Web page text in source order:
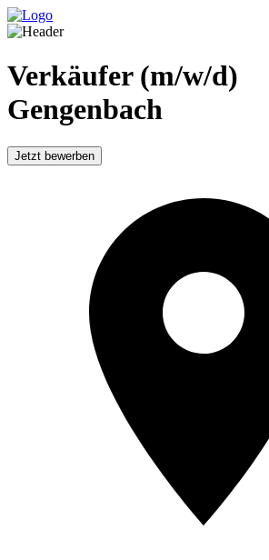
Verkäufer (m/w/d)
Gengenbach
Jetzt bewerben